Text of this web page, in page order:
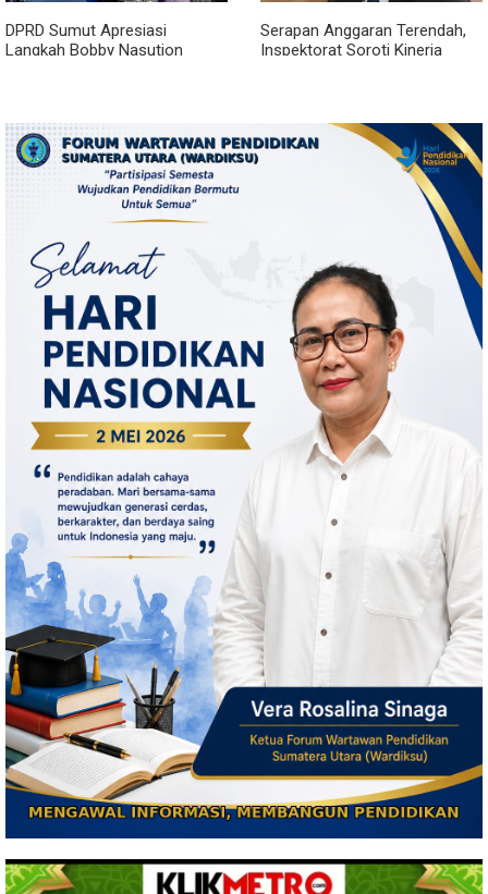
DPRD Sumut Apresiasi
Langkah Bobby Nasution
Serapan Anggaran Terendah,
Inspektorat Soroti Kinerja